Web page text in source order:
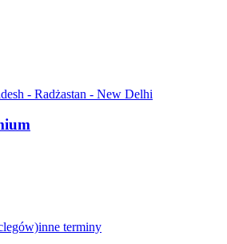
- Radżastan - New Delhi
inne terminy